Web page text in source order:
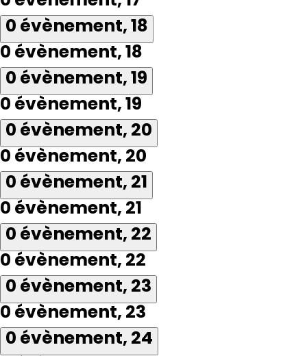
0 évènement,18
0 évènement,18
0 évènement,19
0 évènement,19
0 évènement, 20
0 évènement, 20
0 évènement, 21
0 évènement, 21
0 évènement, 22
0 évènement, 22
0 évènement, 23
0 évènement, 23
0 évènement, 24